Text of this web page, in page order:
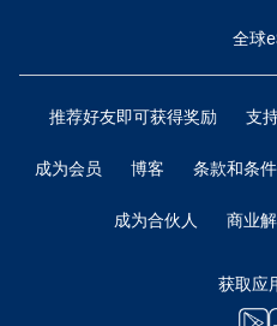
全球
推荐好友即可获得奖励 支
成为会员 博客 条款和条件
成为合伙人 商业
获取应